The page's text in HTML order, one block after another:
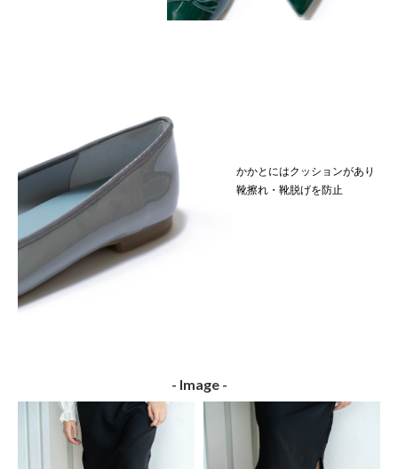
かかとにはクッションがあり
靴擦れ・靴脱げを防止
- Image -